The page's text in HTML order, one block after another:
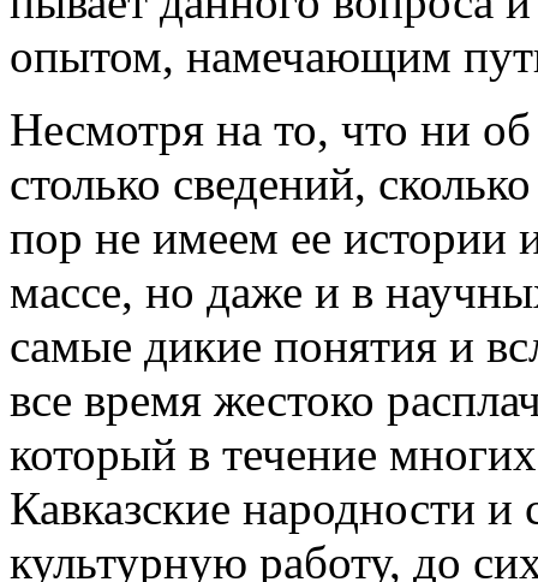
опытом, наме­чающим
Несмотря на то, что ни
столько сведений,
пор не имеем ее истории
массе, но даже и в
самые дикие понятия и
все время жестоко
который в течение
Кавказские народности и
культурную работу, до